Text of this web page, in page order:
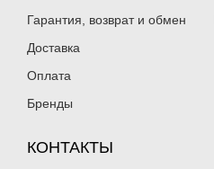
Гарантия, возврат и обмен
Доставка
Оплата
Бренды
КОНТАКТЫ